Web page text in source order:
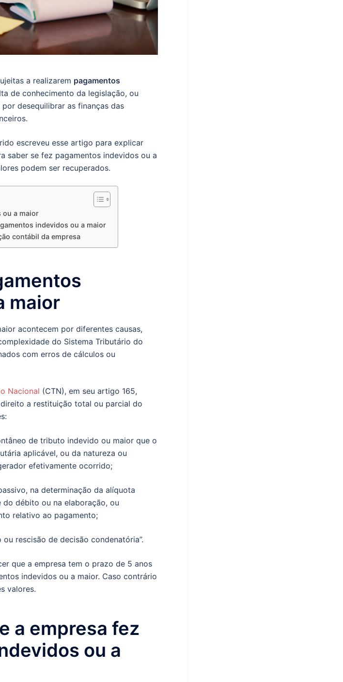
a realizarem pagamentos
de conhecimento da legislação, ou
desequilibrar as finanças das
escreveu esse artigo para explicar
saber se fez pagamentos indevidos ou a
podem ser recuperados.
ou a maior
indevidos ou a maior
contábil da empresa
maior
acontecem por diferentes causas,
do Sistema Tributário do
com erros de cálculos ou
Nacional (CTN), em seu artigo 165,
a restituição total ou parcial do
de tributo indevido ou maior que o
aplicável, ou da natureza ou
efetivamente ocorrido;
na determinação da alíquota
débito ou na elaboração, ou
relativo ao pagamento;
rescisão de decisão condenatória”.
que a empresa tem o prazo de 5 anos
indevidos ou a maior. Caso contrário
valores.
a empresa fez
ou a